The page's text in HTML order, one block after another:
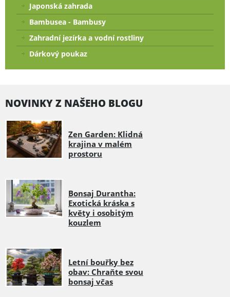
Japonská zahrada
Bambusea - Bambusy
Zahradní jezírka a vodní rostliny
Dárkový poukaz
NOVINKY Z NAŠEHO BLOGU
Zen Garden: Klidná
krajina v malém
prostoru
Bonsaj Durantha:
Exotická kráska s
květy i osobitým
kouzlem
Letní bouřky bez
obav: Chraňte svou
bonsaj včas